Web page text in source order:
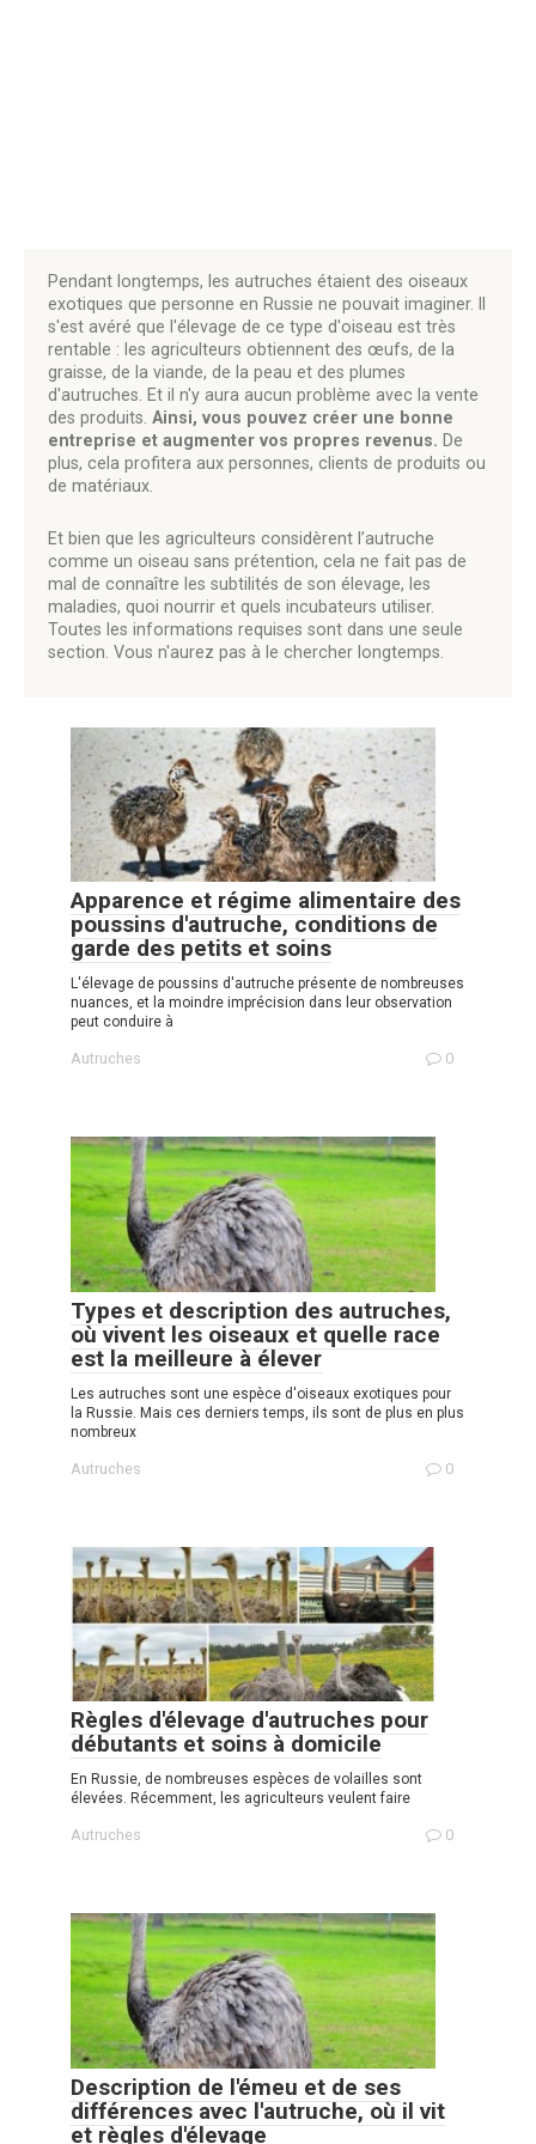
Pendant longtemps, les autruches étaient des oiseaux
exotiques que personne en Russie ne pouvait imaginer. Il
s'est avéré que l'élevage de ce type d'oiseau est très
rentable : les agriculteurs obtiennent des œufs, de la
graisse, de la viande, de la peau et des plumes
d'autruches. Et il n'y aura aucun problème avec la vente
des produits. Ainsi, vous pouvez créer une bonne
entreprise et augmenter vos propres revenus. De
plus, cela profitera aux personnes, clients de produits ou
de matériaux.
Et bien que les agriculteurs considèrent l’autruche
comme un oiseau sans prétention, cela ne fait pas de
mal de connaître les subtilités de son élevage, les
maladies, quoi nourrir et quels incubateurs utiliser.
Toutes les informations requises sont dans une seule
section. Vous n'aurez pas à le chercher longtemps.
Apparence et régime alimentaire des
poussins d'autruche, conditions de
garde des petits et soins
L'élevage de poussins d'autruche présente de nombreuses
nuances, et la moindre imprécision dans leur observation
peut conduire à
Autruches 0
Types et description des autruches,
où vivent les oiseaux et quelle race
est la meilleure à élever
Les autruches sont une espèce d'oiseaux exotiques pour
la Russie. Mais ces derniers temps, ils sont de plus en plus
nombreux
Autruches 0
Règles d'élevage d'autruches pour
débutants et soins à domicile
En Russie, de nombreuses espèces de volailles sont
élevées. Récemment, les agriculteurs veulent faire
Autruches 0
Description de l'émeu et de ses
différences avec l'autruche, où il vit
et règles d'élevage